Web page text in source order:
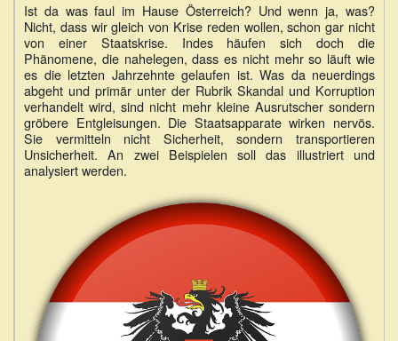
Ist da was faul im Hause Österreich? Und wenn ja, was?
Nicht, dass wir gleich von Krise reden wollen, schon gar nicht
von einer Staatskrise. Indes häufen sich doch die
Phänomene, die nahelegen, dass es nicht mehr so läuft wie
es die letzten Jahrzehnte gelaufen ist. Was da neuerdings
abgeht und primär unter der Rubrik Skandal und Korruption
verhandelt wird, sind nicht mehr kleine Ausrutscher sondern
gröbere Entgleisungen. Die Staatsapparate wirken nervös.
Sie vermitteln nicht Sicherheit, sondern transportieren
Unsicherheit. An zwei Beispielen soll das illustriert und
analysiert werden.